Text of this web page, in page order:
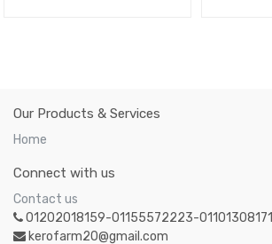
Our Products & Services
Home
Connect with us
Contact us
01202018159-01155572223-01101308171
kerofarm20@gmail.com